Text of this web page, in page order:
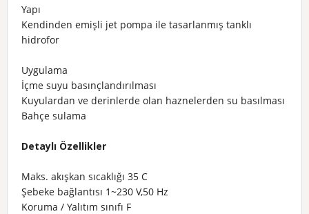
Yapı
Kendinden emişli jet pompa ile tasarlanmış tanklı
hidrofor
Uygulama
İçme suyu basınçlandırılması
Kuyulardan ve derinlerde olan haznelerden su basılması
Bahçe sulama
Detaylı Özellikler
Maks. akışkan sıcaklığı 35 C
Şebeke bağlantısı 1~230 V,50 Hz
Koruma / Yalıtım sınıfı F